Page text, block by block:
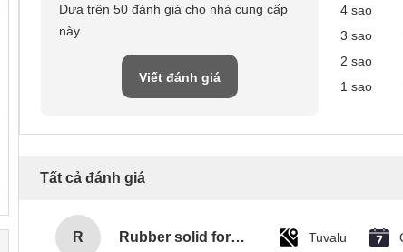
Dựa trên 50 đánh giá cho nhà cung cấp
này
Viết đánh giá
4 sao
3 sao
2 sao
1 sao
Tất cả đánh giá
R Rubber solid forklift tires For material handling forklift Tuvalu